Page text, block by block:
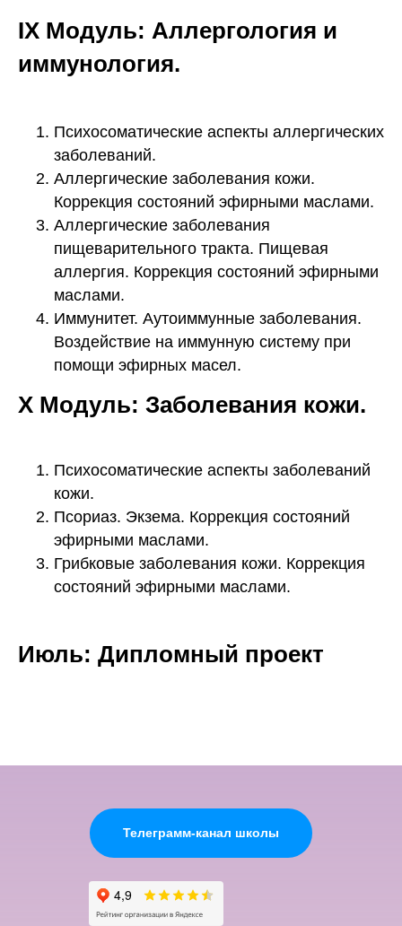
IX Модуль: Аллергология и
иммунология.
Психосоматические аспекты аллергических
заболеваний.
Аллергические заболевания кожи.
Коррекция состояний эфирными маслами.
Аллергические заболевания
пищеварительного тракта. Пищевая
аллергия. Коррекция состояний эфирными
маслами.
Иммунитет. Аутоиммунные заболевания.
Воздействие на иммунную систему при
помощи эфирных масел.
X Модуль: Заболевания кожи.
Психосоматические аспекты заболеваний
кожи.
Псориаз. Экзема. Коррекция состояний
эфирными маслами.
Грибковые заболевания кожи. Коррекция
состояний эфирными маслами.
Июль: Дипломный проект
Телеграмм-канал школы